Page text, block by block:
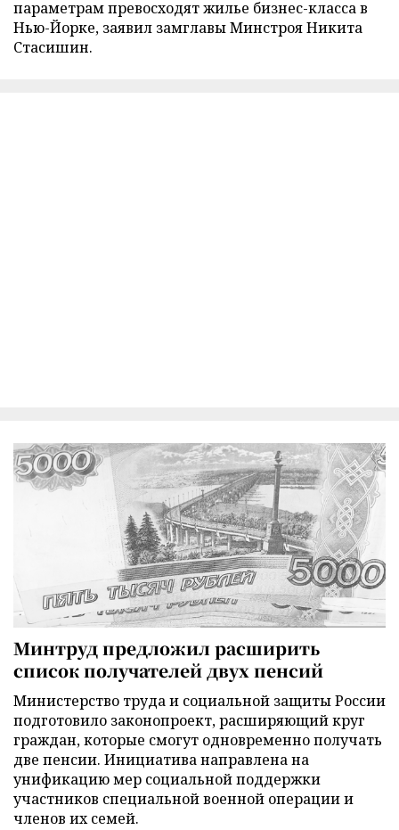
параметрам превосходят жилье бизнес-класса в
Нью-Йорке, заявил замглавы Минстроя Никита
Стасишин.
Минтруд предложил расширить
список получателей двух пенсий
Министерство труда и социальной защиты России
подготовило законопроект, расширяющий круг
граждан, которые смогут одновременно получать
две пенсии. Инициатива направлена на
унификацию мер социальной поддержки
участников специальной военной операции и
членов их семей.